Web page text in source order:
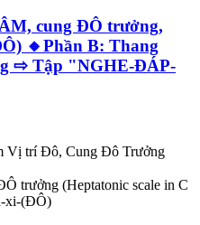
cung ĐÔ trưởng,
🔸Phần B: Thang
⇨ Tập "NGHE-ĐÁP-
Vị trí Đô, Cung Đô Trưởng
trưởng (Heptatonic scale in C
xi-(ĐÔ)